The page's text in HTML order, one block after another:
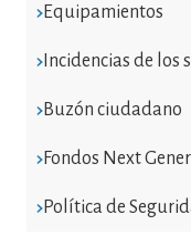
Equipamientos
Incidencias de los
Buzón ciudadano
Fondos Next
Política de